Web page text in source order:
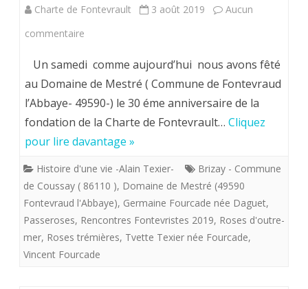
Charte de Fontevrault 3 août 2019
Aucun
commentaire
3
août
2019.
et
voyez
les
Un samedi comme aujourd’hui nous avons fêté
au Domaine de Mestré ( Commune de Fontevraud
l’Abbaye- 49590-) le 30 éme anniversaire de la
fondation de la Charte de Fontevrault… Cliquez
pour lire davantage »
Histoire d'une vie -Alain Texier-
Brizay - Commune
de Coussay ( 86110 ), Domaine de Mestré (49590
Fontevraud l'Abbaye), Germaine Fourcade née Daguet,
Passeroses, Rencontres Fontevristes 2019, Roses d'outre-
mer, Roses trémières, Tvette Texier née Fourcade,
Vincent Fourcade